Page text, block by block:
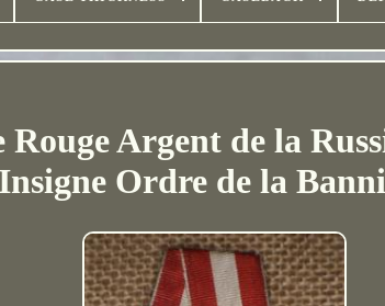
Argent de la
Ordre de la